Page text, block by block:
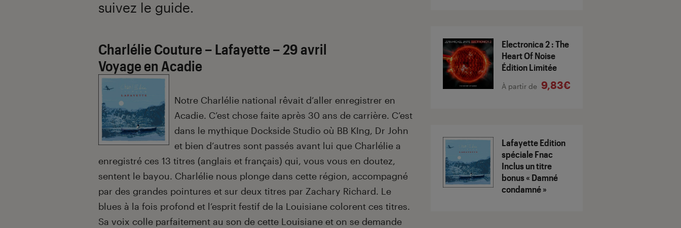
suivez le guide.
Charlélie Couture – Lafayette – 29 avril
Voyage en Acadie
Notre Charlélie national rêvait d’aller enregistrer en
Acadie. C’est chose faite après 30 ans de carrière. C’est
dans le mythique Dockside Studio où BB KIng, Dr John
et bien d’autres sont passés avant lui que Charlélie a
enregistré ces 13 titres (anglais et français) qui, vous vous en doutez,
sentent le bayou. Charlélie nous plonge dans cette région, accompagné
par des grandes pointures et sur deux titres par Zachary Richard. Le
blues à la fois profond et l’esprit festif de la Louisiane colorent ces titres.
Sa voix colle parfaitement au son de cette Louisiane et on se demande
Electronica 2 : The
Heart Of Noise
Édition Limitée
À partir de 9,83€
Lafayette Edition
spéciale Fnac
Inclus un titre
bonus « Damné
condamné »